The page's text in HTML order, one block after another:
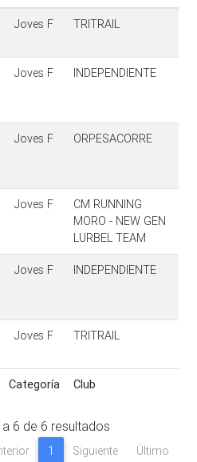
Categoría Club
Categoría Club
Joves F TRITRAIL
Joves F INDEPENDIENTE
Joves F ORPESACORRE
Joves F
CM RUNNING
MORO - NEW GEN
LURBEL TEAM
Joves F INDEPENDIENTE
Joves F TRITRAIL
Categoría Club
a 6 de 6 resultados
1 Siguiente Último